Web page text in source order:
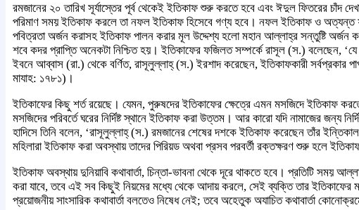
রমজানের ২০ তারিখ সূর্যাস্তের পূর্ব থেকেই ইতিকাফ শুরু করতে হবে এবং ঈদুল ফিতরের চাঁদ
পরিমাণ সময় ইতিকাফ করলে তা নফল ইতিকাফ হিসেবে গণ্য হবে। নফল ইতিকাফ ও
পবিত্রতা অর্জন করাসহ ইতিকাফ পালন করার মূল উদ্দেশ্য হলো মহান আল্লাহ্র সন্তুষ্টি
শবে কদর প্রাপ্তি অনেকটা নিশ্চিত হয়। ইতিকাফের ফজিলত সম্পর্কে রাসূল (স.) বলেছেন,
ইবনে আব্বাস (রা.) থেকে বর্ণিত, রাসূলুল্লাহ্ (স.) ইরশাদ করেছেন, ইতিকাফকারী
মাযাহ: ১৭৮১)।
ইতিকাফের কিছু শর্ত রয়েছে। যেমন, পুরুষদের ইতিকাফের ক্ষেত্রে এমন মসজিদে ইতিকাফ
মসজিদের পরিবর্তে ঘরের নির্দিষ্ট স্থানে ইতিকাফ করা উত্তম। আর কারো যদি নামাজের জন্য
হাদিসে তিনি বলেন, ‘রাসূলুল্লাহ্ (স.) রমজানের শেষের দশকে ইতিকাফ করেছেন তাঁর
মহিলারা ইতিকাফ করা অবস্থায় তাদের পিরিয়ড অথবা প্রসব পরবর্তী রক্তক্ষরণ শুরু হলে
ইতিকাফ অবস্থায় দুনিয়াবি কথাবার্তা, চিন্তা-ভাবনা থেকে দূরে থাকতে হবে। প্রতিটি সময়
করা যাবে, তবে এই সব কিছুই নিয়মের মধ্যে থেকে আদায় করলে, সেই ব্যক্তি তার ইতিকাফের
প্রয়োজনীয় সাংসারিক কথাবার্তা বলতেও নিষেধ নেই; তবে অহেতুক অযাচিত কথাবার্তা